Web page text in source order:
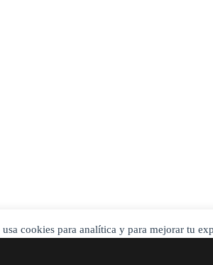
usa cookies para analítica y para mejorar tu